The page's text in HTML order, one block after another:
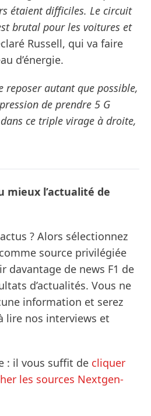
étaient difficiles. Le circuit
brutal pour les voitures et
Russell, qui va faire
d’énergie.
reposer autant que possible,
de prendre 5 G
ce triple virage à droite,
mieux l’actualité de
? Alors sélectionnez
source privilégiée
davantage de news F1 de
d’actualités. Vous ne
information et serez
lire nos interviews et
: il vous suffit de cliquer
les sources Nextgen-